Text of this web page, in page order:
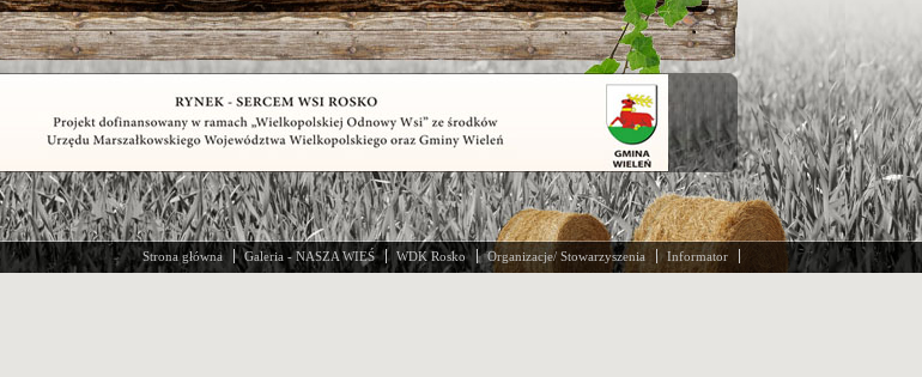
Strona główna Galeria - NASZA WIEŚ WDK Rosko Organizacje/ Stowarzyszenia Informator